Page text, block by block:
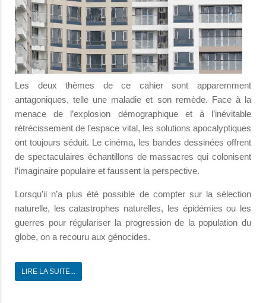
Les deux thèmes de ce cahier sont apparemment
antagoniques, telle une maladie et son remède. Face à la
menace de l’explosion démographique et à l’inévitable
rétrécissement de l’espace vital, les solutions apocalyptiques
ont toujours séduit. Le cinéma, les bandes dessinées offrent
de spectaculaires échantillons de massacres qui colonisent
l’imaginaire populaire et faussent la perspective.
Lorsqu’il n’a plus été possible de compter sur la sélection
naturelle, les catastrophes naturelles, les épidémies ou les
guerres pour régulariser la progression de la population du
globe, on a recouru aux génocides.
LIRE LA SUITE...